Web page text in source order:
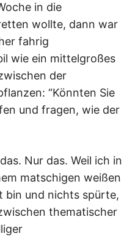
in die
wollte, dann war
fahrig
wie ein mittelgroßes
der
“Könnten Sie
und fragen, wie der
Nur das. Weil ich in
matschigen weißen
bin und nichts spürte,
thematischer